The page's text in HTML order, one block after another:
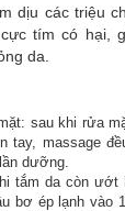
dịu các triệu
tím có hại,
da.
sau khi rửa
tay, massage
dưỡng.
tắm da còn ướt
bơ ép lạnh vào